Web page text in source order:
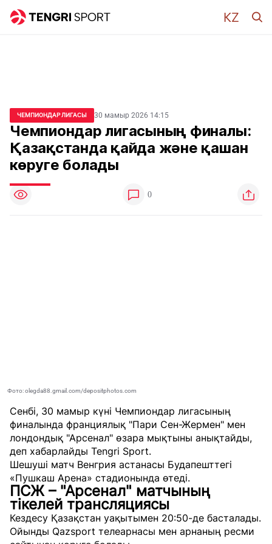
ЧЕМПИОНДАР ЛИГАСЫ 30 мамыр 2026 14:15
Чемпиондар лигасының финалы:
Қазақстанда қайда және қашан
көруге болады
0
Фото: olegda88.gmail.com/depositphotos.com
Сенбі, 30 мамыр күні Чемпиондар лигасының
финалында франциялық "Пари Сен-Жермен" мен
лондондық "Арсенал" өзара мықтыны анықтайды,
деп хабарлайды Tengri Sport.
Шешуші матч Венгрия астанасы Будапешттегі
«Пушкаш Арена» стадионында өтеді.
ПСЖ – "Арсенал" матчының
тікелей трансляциясы
Кездесу Қазақстан уақытымен 20:50-де басталады.
Ойынды Qazsport телеарнасы мен арнаның ресми